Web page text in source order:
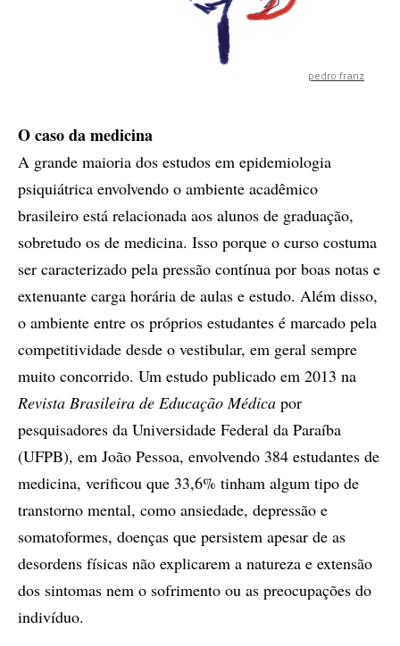
pedro franz
O caso da medicina
A grande maioria dos estudos em epidemiologia
psiquiátrica envolvendo o ambiente acadêmico
brasileiro está relacionada aos alunos de graduação,
sobretudo os de medicina. Isso porque o curso costuma
ser caracterizado pela pressão contínua por boas notas e
extenuante carga horária de aulas e estudo. Além disso,
o ambiente entre os próprios estudantes é marcado pela
competitividade desde o vestibular, em geral sempre
muito concorrido. Um estudo publicado em 2013 na
Revista Brasileira de Educação Médica por
pesquisadores da Universidade Federal da Paraíba
(UFPB), em João Pessoa, envolvendo 384 estudantes de
medicina, verificou que 33,6% tinham algum tipo de
transtorno mental, como ansiedade, depressão e
somatoformes, doenças que persistem apesar de as
desordens físicas não explicarem a natureza e extensão
dos sintomas nem o sofrimento ou as preocupações do
indivíduo.